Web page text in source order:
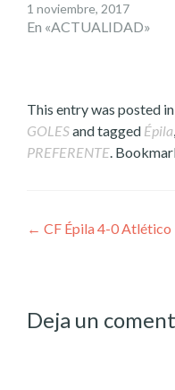
1 noviembre, 2017
En «ACTUALIDAD»
This entry was posted in
GOLESand tagged Épila,
PREFERENTE.
Post
← CF Épila 4-0 Atlético
Deja un